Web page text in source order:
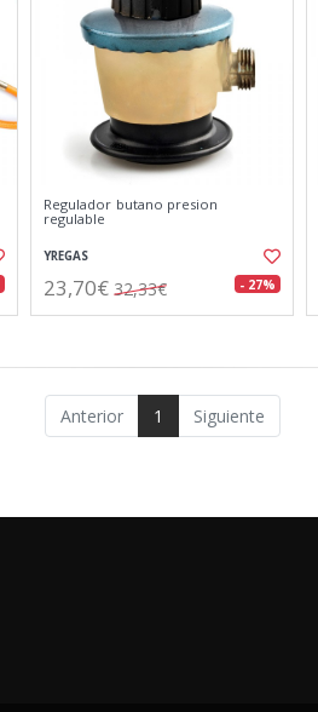
Regulador butano presion
regulable
YREGAS
23,70€ 32,33€ - 27%
Anterior 1 Siguiente